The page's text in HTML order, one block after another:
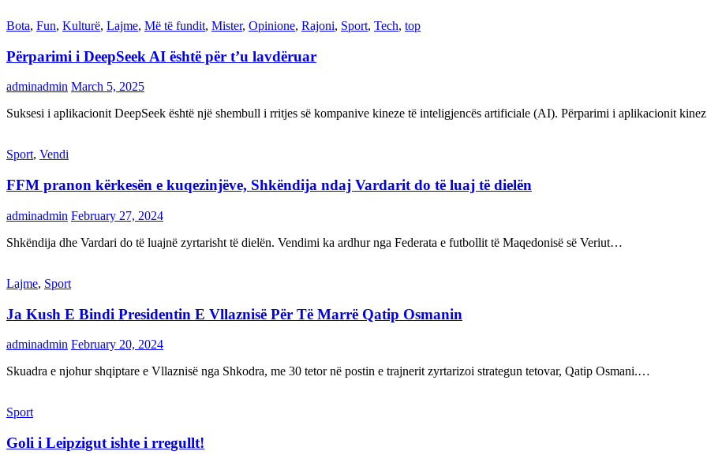
Bota, Fun, Kulturë, Lajme, Më të fundit, Mister, Opinione, Rajoni, Sport, Tech, top
Përparimi i DeepSeek AI është për t’u lavdëruar
adminadmin March 5, 2025
Suksesi i aplikacionit DeepSeek është një shembull i rritjes së kompanive kineze të inteligjencës artificiale (AI). Përparimi i aplikacionit
Sport, Vendi
FFM pranon kërkesën e kuqezinjëve, Shkëndija ndaj Vardarit do të luaj të dielën
adminadmin February 27, 2024
Shkëndija dhe Vardari do të luajnë zyrtarisht të dielën. Vendimi ka ardhur nga Federata e futbollit të Maqedonisë së Veriut…
Lajme, Sport
Ja Kush E Bindi Presidentin E Vllaznisë Për Të Marrë Qatip Osmanin
adminadmin February 20, 2024
Skuadra e njohur shqiptare e Vllaznisë nga Shkodra, me 30 tetor në postin e trajnerit zyrtarizoi strategun tetovar, Qatip Osmani.…
Sport
Goli i Leipzigut ishte i rregullt!